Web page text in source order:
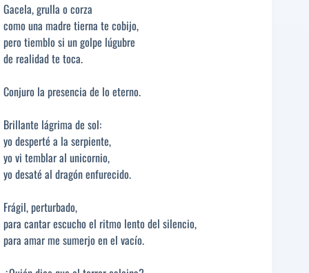
Gacela, grulla o corza
como una madre tierna te cobijo,
pero tiemblo si un golpe lúgubre
de realidad te toca.
Conjuro la presencia de lo eterno.
Brillante lágrima de sol:
yo desperté a la serpiente,
yo vi temblar al unicornio,
yo desaté al dragón enfurecido.
Frágil, perturbado,
para cantar escucho el ritmo lento del silencio,
para amar me sumerjo en el vacío.